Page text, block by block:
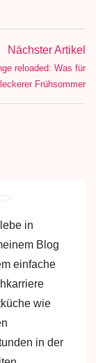
Nächster Artikel
reloaded: Was für
Frühsommer
in
Blog
einfache
wie
in der